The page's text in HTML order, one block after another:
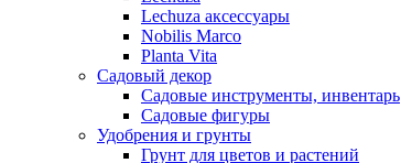
Lechuza аксессуары
Nobilis Marco
Planta Vita
Садовый декор
Садовые инструменты, инвентарь
Садовые фигуры
Удобрения и грунты
Грунт для цветов и растений